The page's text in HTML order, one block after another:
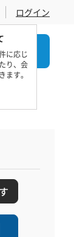
に応じ
り、会
ます。
ログイン
でお問合せ